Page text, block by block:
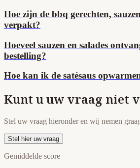
Hoe zijn de bbq gerechten,
verpakt?
Hoeveel sauzen en salades
bestelling?
Hoe kan ik de satésaus
Kunt u uw vraag niet
Stel uw vraag hieronder en wij nemen
Stel hier uw vraag
Gemiddelde score